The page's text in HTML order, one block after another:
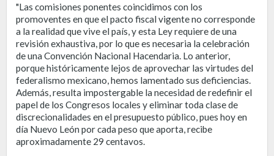
"Las comisiones ponentes coincidimos con los
promoventes en que el pacto fiscal vigente no corresponde
a la realidad que vive el país, y esta Ley requiere de una
revisión exhaustiva, por lo que es necesaria la celebración
de una Convención Nacional Hacendaria. Lo anterior,
porque históricamente lejos de aprovechar las virtudes del
federalismo mexicano, hemos lamentado sus deficiencias.
Además, resulta impostergable la necesidad de redefinir el
papel de los Congresos locales y eliminar toda clase de
discrecionalidades en el presupuesto público, pues hoy en
día Nuevo León por cada peso que aporta, recibe
aproximadamente 29 centavos.